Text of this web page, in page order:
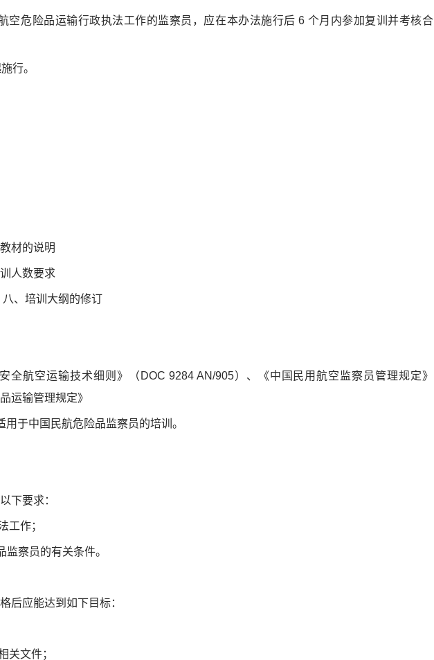
空危险品运输行政执法工作的监察员，应在本办法施行后 6 个月内参加复训并考核合
行。
材的说明
人数要求
、培训大纲的修订
全航空运输技术细则》（DOC 9284 AN/905）、《中国民用航空监察员管理规定》
运输管理规定》
于中国民航危险品监察员的培训。
下要求：
工作；
察员的有关条件。
后应能达到如下目标：
关文件；